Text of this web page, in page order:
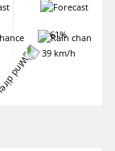
61%
39 km/h